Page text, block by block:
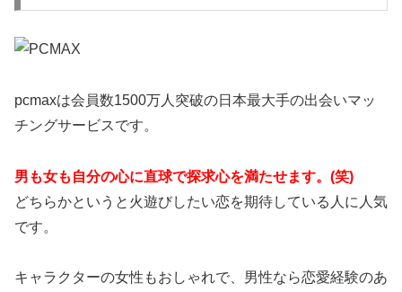
pcmaxは会員数1500万人突破の日本最大手の出会いマッ
チングサービスです。
男も女も自分の心に直球で探求心を満たせます。(笑)
どちらかというと火遊びしたい恋を期待している人に人気
です。
キャラクターの女性もおしゃれで、男性なら恋愛経験のあ